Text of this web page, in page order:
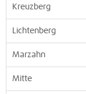
Kreuzberg
Lichtenberg
Marzahn
Mitte